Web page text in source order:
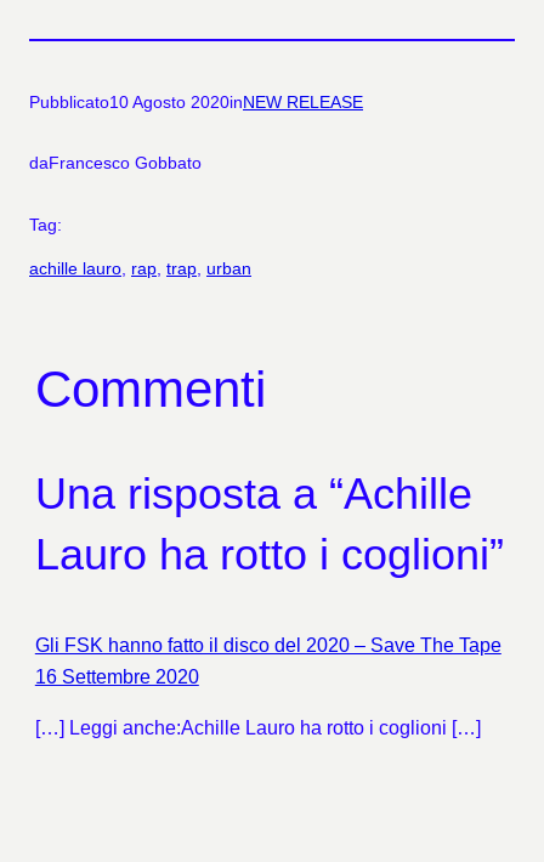
Pubblicato10 Agosto 2020inNEW RELEASE
daFrancesco Gobbato
Tag:
achille lauro rap trap urban
Commenti
Una risposta a “Achille
Lauro ha rotto i coglioni”
Gli FSK hanno fatto il disco del 2020 – Save The Tape
16 Settembre 2020
[…] Leggi anche:Achille Lauro ha rotto i coglioni […]